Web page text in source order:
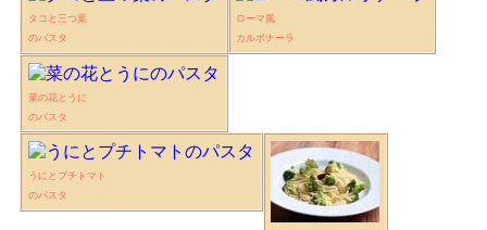
タコと三つ葉
のパスタ
ローマ風
カルボナーラ
菜の花とうに
のパスタ
うにとプチトマト
のパスタ